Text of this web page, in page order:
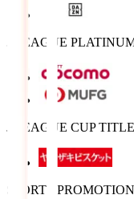
J.LEAGUE
J.LEAGUE CUP
SPORTS